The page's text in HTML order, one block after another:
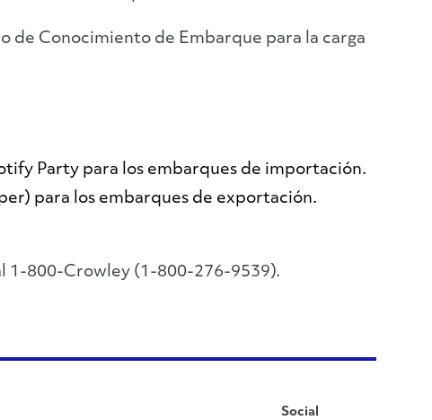
de Conocimiento de Embarque para la carga
Party para los embarques de importación.
para los embarques de exportación.
1-800-Crowley (1-800-276-9539).
Social